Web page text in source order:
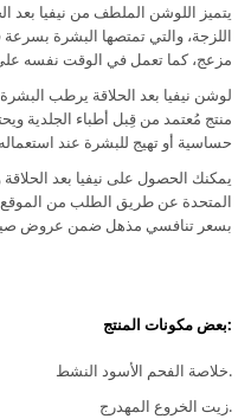
يتميز اللوشن الملطف من نيفيا بعد
اللزجة، والتي تمتصها البشرة
مزعج، كما تعمل في الوقت نفسه على
لوشن نيفيا بعد الحلاقة يرطب
منتج مُعتمد من قِبل أطباء الجلدية
حساسية أو تهيج للبشرة عند استعماله
يمكنك الحصول على نيفيا بعد
المتحدة عن طريق الطلب من الموقع
بسعر تنافسي مذهل ضمن عروض
:بعض مكونات المنتج
.خلاصة الفحم الأسود النشط
.زيت الخروع المهدرج